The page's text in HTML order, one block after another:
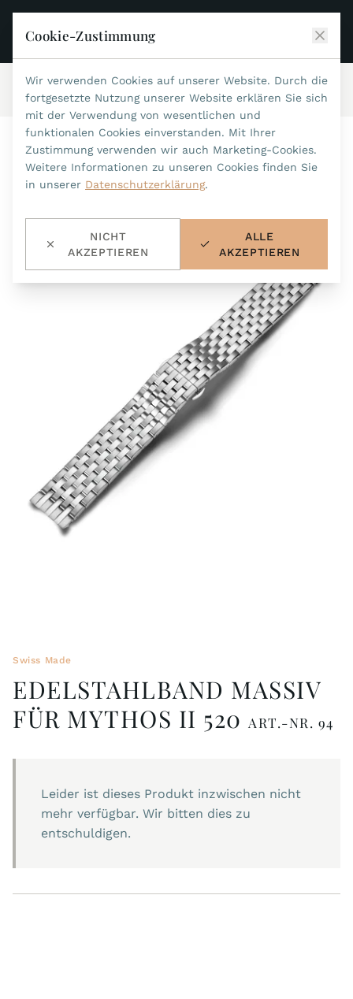
JEAN MARCEL
KOLLEKTIONEN
ALLE KOLLEKTIONEN
INDIANAPOLIS
PLANUM
FRÜHERE KOLLEKTIONEN
ZUBEHÖR
ALLES ZUBEHÖR
ACCESSOIRES
BANDWECHSEL-WERKZEUG
WASSERFESTE BÄNDER
BÄNDER 18MM (ASTERIA)
TASCHENUHREN ZUBEHÖR
SUCHE
Swiss Made
EDELSTAHLBAND MASSIV
FÜR MYTHOS II 520 ART.-NR. 94
Leider ist dieses Produkt inzwischen nicht
mehr verfügbar. Wir bitten dies zu
entschuldigen.
Cookie-Zustimmung
Wir verwenden Cookies auf unserer Website. Durch die
fortgesetzte Nutzung unserer Website erklären Sie sich
mit der Verwendung von wesentlichen und
funktionalen Cookies einverstanden. Mit Ihrer
Zustimmung verwenden wir auch Marketing-Cookies.
Weitere Informationen zu unseren Cookies finden Sie
in unserer Datenschutzerklärung.
NICHT
AKZEPTIEREN
ALLE
AKZEPTIEREN